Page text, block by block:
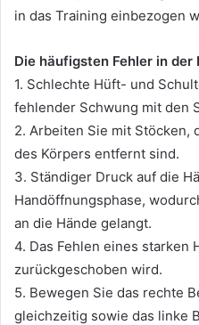
in das Training einbezogen
Die häufigsten Fehler in
1. Schlechte Hüft- und
fehlender Schwung mit den
2. Arbeiten Sie mit Stöcken,
des Körpers entfernt sind.
3. Ständiger Druck auf die
Handöffnungsphase,
an die Hände gelangt.
4. Das Fehlen eines starken
zurückgeschoben wird.
5. Bewegen Sie das rechte
gleichzeitig sowie das linke